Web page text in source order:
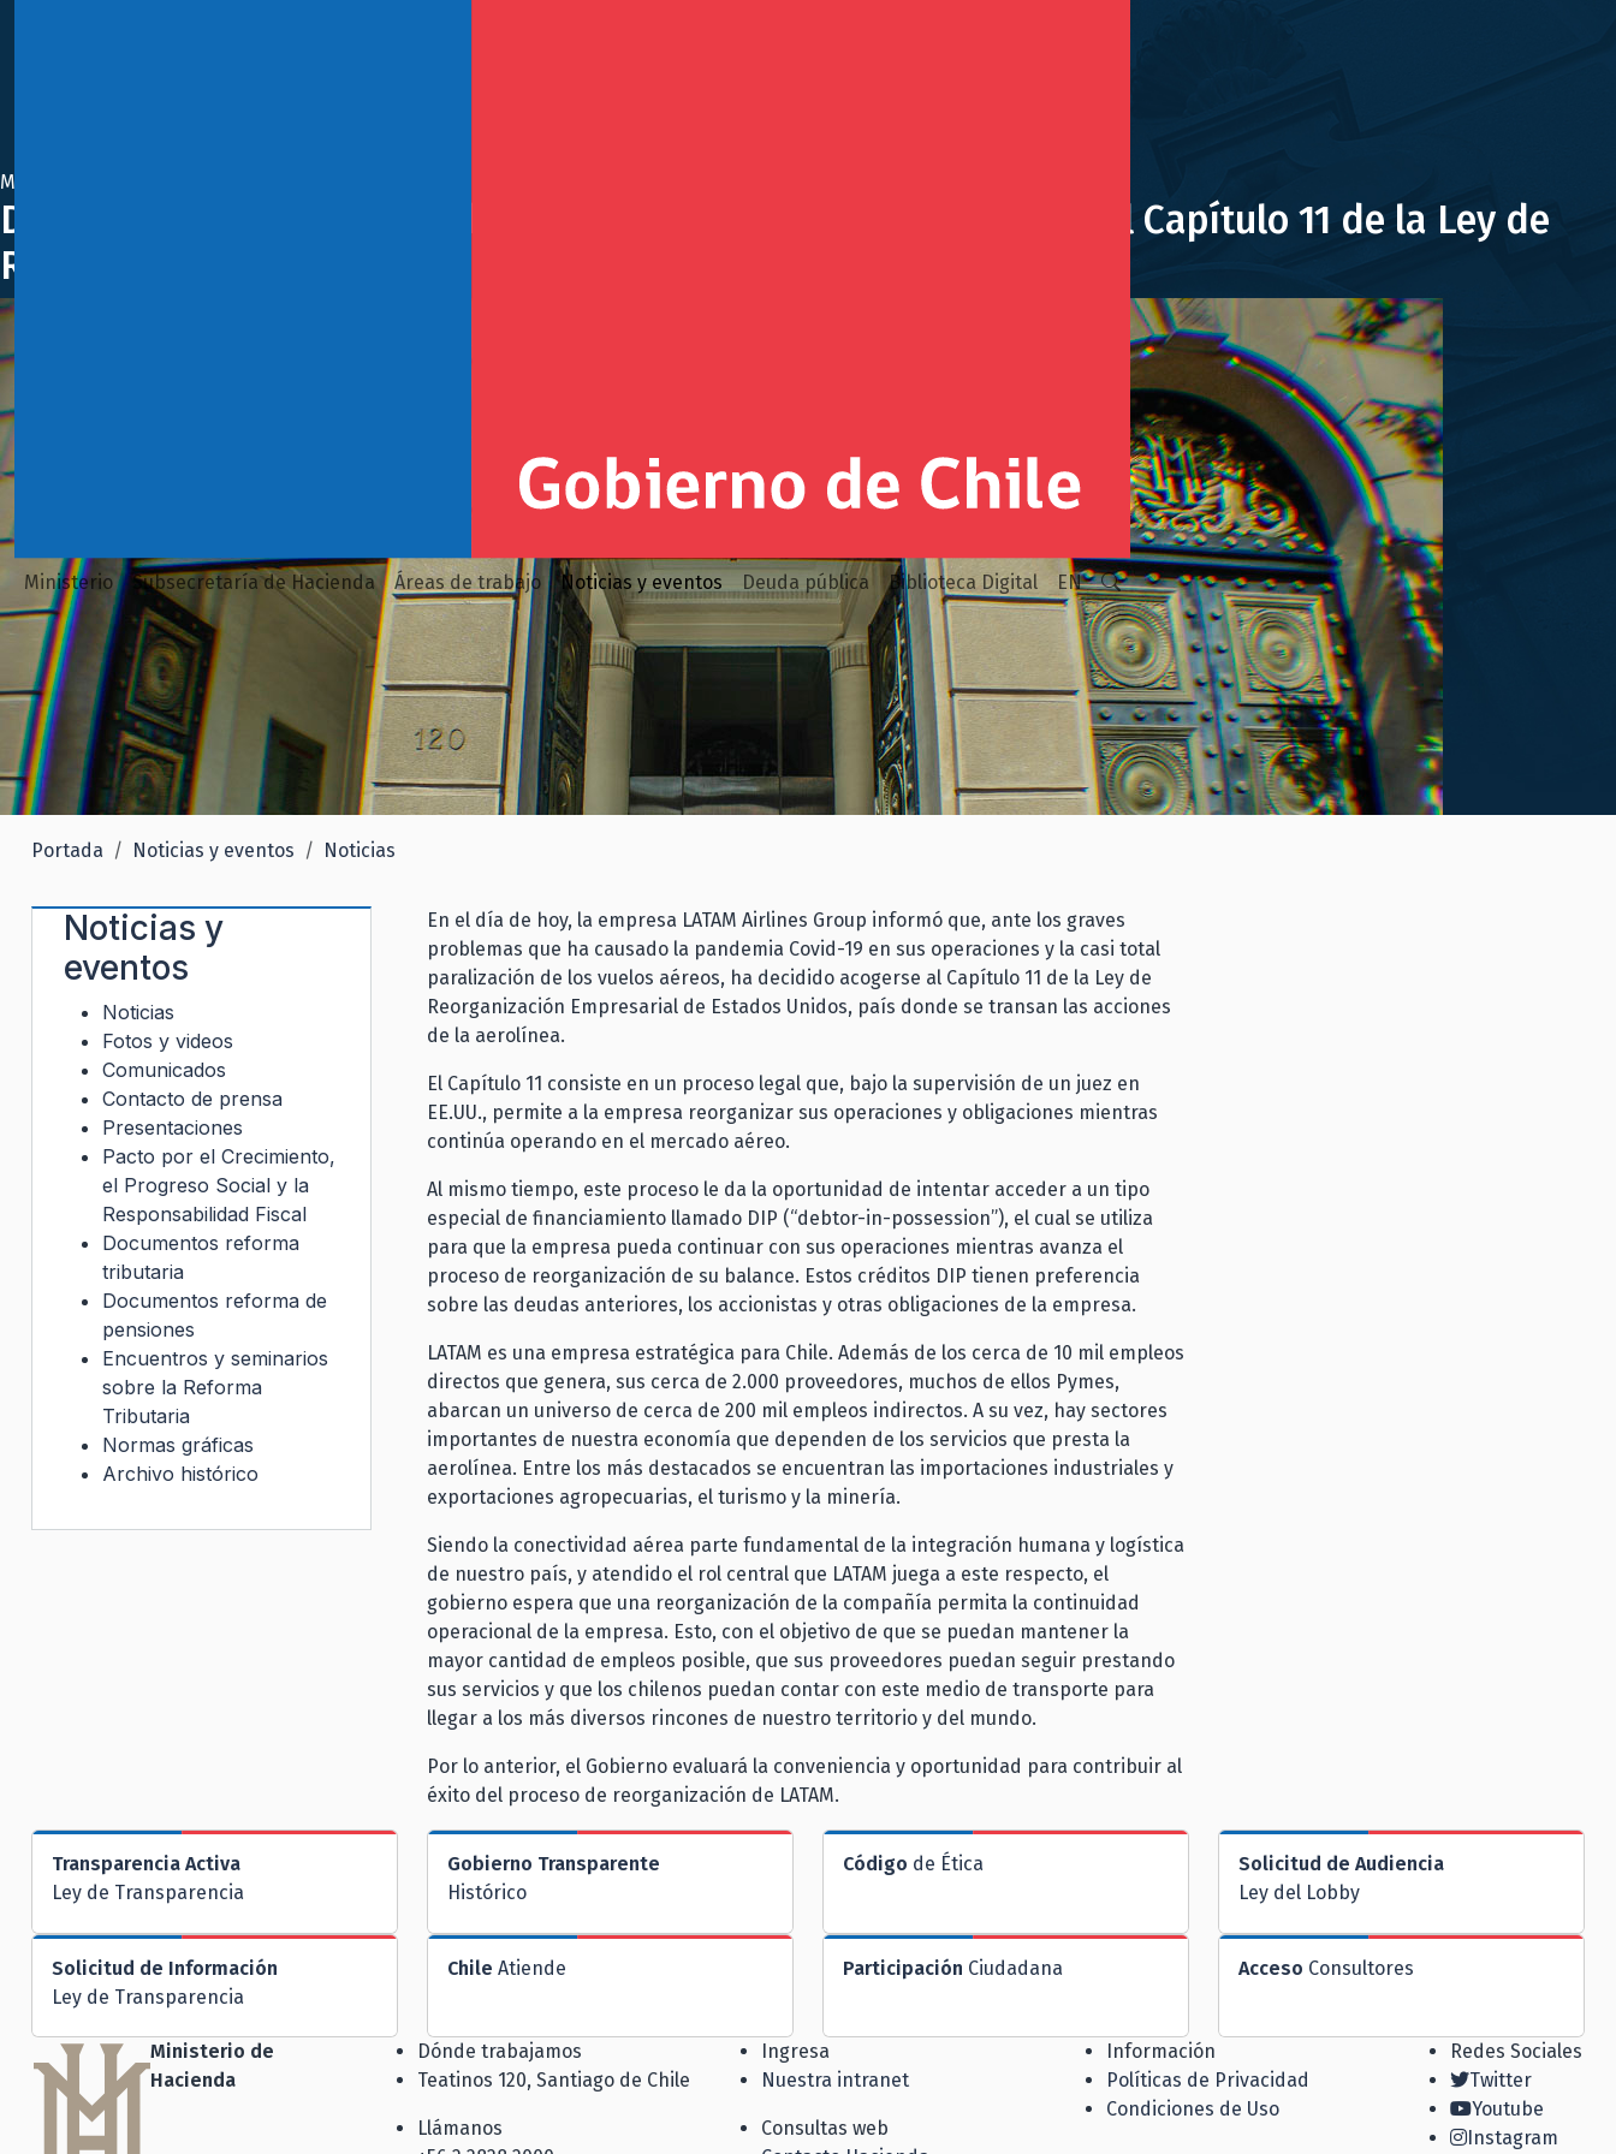
Ministerio Subsecretaría de Hacienda Áreas de trabajo Noticias y eventos Deuda pública Biblioteca Digital EN
Mayo 26, 2020
Declaración ante decisión de LATAM Airlines Group de acogerse al Capítulo 11 de la Ley de
Reorganización Empresarial de Estados Unidos
Portada Noticias y eventos Noticias
En el día de hoy, la empresa LATAM Airlines Group informó que, ante los graves
problemas que ha causado la pandemia Covid-19 en sus operaciones y la casi total
paralización de los vuelos aéreos, ha decidido acogerse al Capítulo 11 de la Ley de
Reorganización Empresarial de Estados Unidos, país donde se transan las acciones
de la aerolínea.
El Capítulo 11 consiste en un proceso legal que, bajo la supervisión de un juez en
EE.UU., permite a la empresa reorganizar sus operaciones y obligaciones mientras
continúa operando en el mercado aéreo.
Al mismo tiempo, este proceso le da la oportunidad de intentar acceder a un tipo
especial de financiamiento llamado DIP (“debtor-in-possession”), el cual se utiliza
para que la empresa pueda continuar con sus operaciones mientras avanza el
proceso de reorganización de su balance. Estos créditos DIP tienen preferencia
sobre las deudas anteriores, los accionistas y otras obligaciones de la empresa.
LATAM es una empresa estratégica para Chile. Además de los cerca de 10 mil empleos
directos que genera, sus cerca de 2.000 proveedores, muchos de ellos Pymes,
abarcan un universo de cerca de 200 mil empleos indirectos. A su vez, hay sectores
importantes de nuestra economía que dependen de los servicios que presta la
aerolínea. Entre los más destacados se encuentran las importaciones industriales y
exportaciones agropecuarias, el turismo y la minería.
Siendo la conectividad aérea parte fundamental de la integración humana y logística
de nuestro país, y atendido el rol central que LATAM juega a este respecto, el
gobierno espera que una reorganización de la compañía permita la continuidad
operacional de la empresa. Esto, con el objetivo de que se puedan mantener la
mayor cantidad de empleos posible, que sus proveedores puedan seguir prestando
sus servicios y que los chilenos puedan contar con este medio de transporte para
llegar a los más diversos rincones de nuestro territorio y del mundo.
Por lo anterior, el Gobierno evaluará la conveniencia y oportunidad para contribuir al
éxito del proceso de reorganización de LATAM.
Noticias y
eventos
Noticias
Fotos y videos
Comunicados
Contacto de prensa
Presentaciones
Pacto por el Crecimiento,
el Progreso Social y la
Responsabilidad Fiscal
Documentos reforma
tributaria
Documentos reforma de
pensiones
Encuentros y seminarios
sobre la Reforma
Tributaria
Normas gráficas
Archivo histórico
Transparencia Activa
Ley de Transparencia
Gobierno Transparente
Histórico
Código de Ética
Solicitud de Audiencia
Ley del Lobby
Solicitud de Información
Ley de Transparencia
Chile Atiende Participación Ciudadana Acceso Consultores
Ministerio de
Hacienda
Dónde trabajamos
Teatinos 120, Santiago de Chile
Llámanos
Ingresa
Nuestra intranet
Consultas web
Información
Políticas de Privacidad
Condiciones de Uso
Redes Sociales
Twitter
Youtube
Instagram